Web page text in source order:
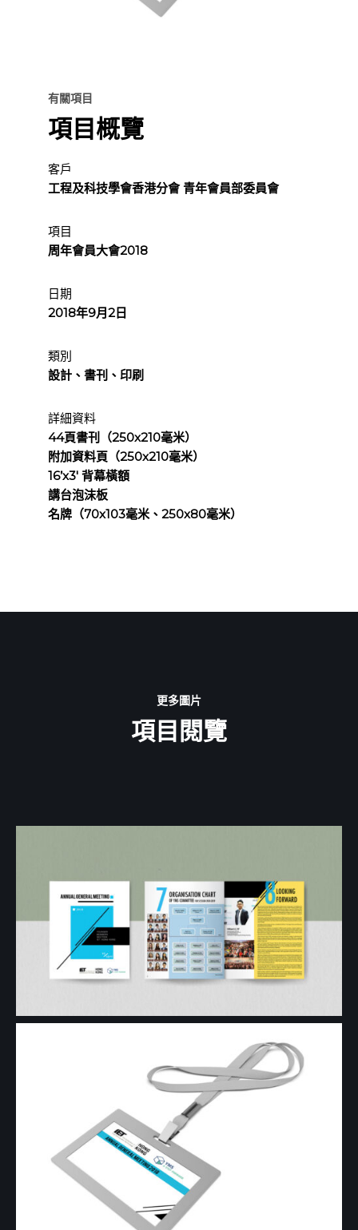
有關項目
項目概覽
客戶
工程及科技學會香港分會 青年會員部委員會
項目
周年會員大會2018
日期
2018年9月2日
類別
設計、書刊、印刷
詳細資料
44頁書刊（250x210毫米）
附加資料頁（250x210毫米）
16’x3′ 背幕橫額
講台泡沫板
名牌（70x103毫米、250x80毫米）
更多圖片
項目閱覽